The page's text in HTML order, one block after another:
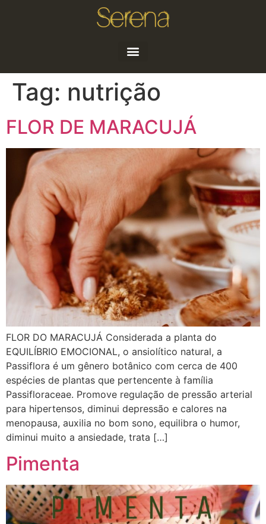
Tag: nutrição
FLOR DE MARACUJÁ
FLOR DO MARACUJÁ Considerada a planta do
EQUILÍBRIO EMOCIONAL, o ansiolítico natural, a
Passiflora é um gênero botânico com cerca de 400
espécies de plantas que pertencente à família
Passifloraceae. Promove regulação de pressão arterial
para hipertensos, diminui depressão e calores na
menopausa, auxilia no bom sono, equilibra o humor,
diminui muito a ansiedade, trata […]
Pimenta